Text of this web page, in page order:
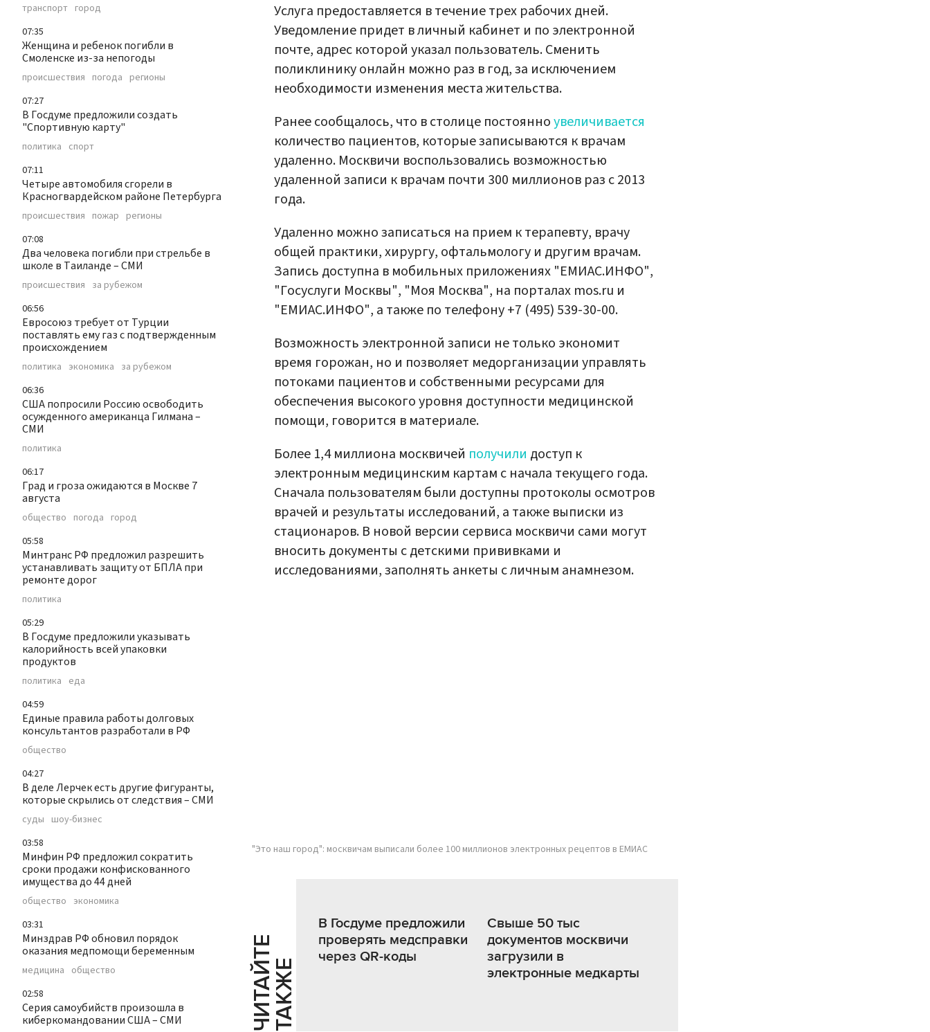
транспорт город
07:35
Женщина и ребенок погибли в
Смоленске из-за непогоды
происшествия погода регионы
07:27
В Госдуме предложили создать
"Спортивную карту"
политика спорт
07:11
Четыре автомобиля сгорели в
Красногвардейском районе Петербурга
происшествия пожар регионы
07:08
Два человека погибли при стрельбе в
школе в Таиланде – СМИ
происшествия за рубежом
06:56
Евросоюз требует от Турции
поставлять ему газ с подтвержденным
происхождением
политика экономика за рубежом
06:36
CША попросили Россию освободить
осужденного американца Гилмана –
СМИ
политика
06:17
Град и гроза ожидаются в Москве 7
августа
общество погода город
05:58
Минтранс РФ предложил разрешить
устанавливать защиту от БПЛА при
ремонте дорог
политика
05:29
В Госдуме предложили указывать
калорийность всей упаковки
продуктов
политика еда
04:59
Единые правила работы долговых
консультантов разработали в РФ
общество
04:27
В деле Лерчек есть другие фигуранты,
которые скрылись от следствия – СМИ
суды шоу-бизнес
03:58
Минфин РФ предложил сократить
сроки продажи конфискованного
имущества до 44 дней
общество экономика
03:31
Минздрав РФ обновил порядок
оказания медпомощи беременным
медицина общество
02:58
Серия самоубийств произошла в
киберкомандовании США – СМИ
Услуга предоставляется в течение трех рабочих дней.
Уведомление придет в личный кабинет и по электронной
почте, адрес которой указал пользователь. Сменить
поликлинику онлайн можно раз в год, за исключением
необходимости изменения места жительства.
Ранее сообщалось, что в столице постоянноувеличивается
количество пациентов, которые записываются к врачам
удаленно. Москвичи воспользовались возможностью
удаленной записи к врачам почти 300 миллионов раз с 2013
года.
Удаленно можно записаться на прием к терапевту, врачу
общей практики, хирургу, офтальмологу и другим врачам.
Запись доступна в мобильных приложениях "ЕМИАС.ИНФО",
"Госуслуги Москвы", "Моя Москва", на порталах mos.ru и
"ЕМИАС.ИНФО", а также по телефону +7 (495) 539-30-00.
Возможность электронной записи не только экономит
время горожан, но и позволяет медорганизации управлять
потоками пациентов и собственными ресурсами для
обеспечения высокого уровня доступности медицинской
помощи, говорится в материале.
Более 1,4 миллиона москвичей получили доступ к
электронным медицинским картам с начала текущего года.
Сначала пользователям были доступны протоколы осмотров
врачей и результаты исследований, а также выписки из
стационаров. В новой версии сервиса москвичи сами могут
вносить документы с детскими прививками и
исследованиями, заполнять анкеты с личным анамнезом.
"Это наш город": москвичам выписали более 100 миллионов электронных рецептов в ЕМИАС
Ч
И
Т
АЙ
Т
Е
Т
А
К
ЖЕ
В Госдуме предложили
проверять медсправки
через QR-коды
Свыше 50 тыс
документов москвичи
загрузили в
электронные медкарты